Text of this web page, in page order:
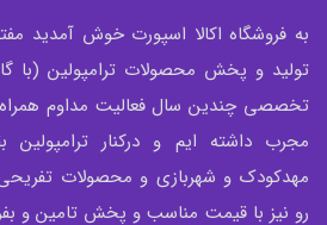
به فروشگاه اکالا اسپورت خوش آمدید
تولید و پخش محصولات ترامپولین (با
تخصصی چندین سال فعالیت مداوم
مجرب داشته ایم و درکنار
مهدکودک و شهربازی و محصولات
رو نیز با قیمت مناسب و پخش تامین و